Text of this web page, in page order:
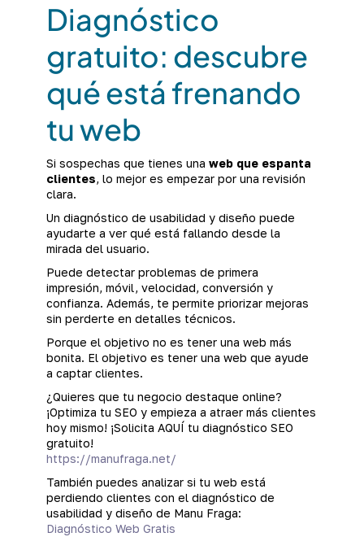
Diagnóstico
gratuito: descubre
qué está frenando
tu web
Si sospechas que tienes unaweb que espanta
clientes, lo mejor es empezar por una revisión
clara.
Un diagnóstico de usabilidad y diseño puede
ayudarte a ver qué está fallando desde la
mirada del usuario.
Puede detectar problemas de primera
impresión, móvil, velocidad, conversión y
confianza. Además, te permite priorizar mejoras
sin perderte en detalles técnicos.
Porque el objetivo no es tener una web más
bonita. El objetivo es tener una web que ayude
a captar clientes.
¿Quieres que tu negocio destaque online?
¡Optimiza tu SEO y empieza a atraer más clientes
hoy mismo! ¡Solicita AQUÍ tu diagnóstico SEO
gratuito!
https://manufraga.net/
También puedes analizar si tu web está
perdiendo clientes con el diagnóstico de
usabilidad y diseño de Manu Fraga:
Diagnóstico Web Gratis